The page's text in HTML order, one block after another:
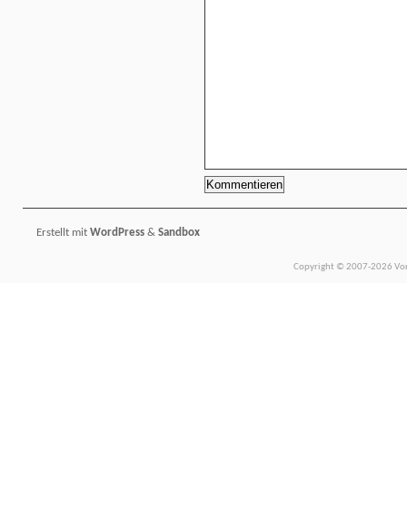
Erstellt mit WordPress & Sandbox
Copyright © 2007-2026